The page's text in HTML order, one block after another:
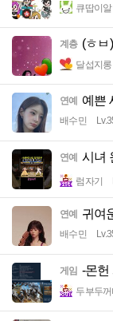
큐땁이알
계층 (ㅎㅂ
달섭지롱
연예 예쁜
배수민
연예 시녀
럼자기
연예 귀여
배수민
게임 -몬헌
두부두꺼